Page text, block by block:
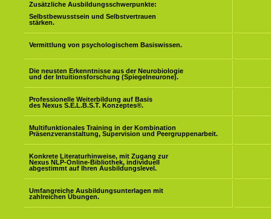
Zusätzliche Ausbildungsschwerpunkte:
Selbstbewusstsein und Selbstvertrauen
stärken.
Vermittlung von psychologischem Basiswissen.
Die neusten Erkenntnisse aus der Neurobiologie
und der Intuitionsforschung (Spiegelneurone).
Professionelle Weiterbildung auf Basis
des Nexus S.E.L.B.S.T. Konzeptes®.
Multifunktionales Training in der Kombination
Präsenzveranstaltung, Supervision und Peergruppenarbeit.
Konkrete Literaturhinweise, mit Zugang zur
Nexus NLP-Online-Bibliothek, individuell
abgestimmt auf Ihren Ausbildungslevel.
Umfangreiche Ausbildungsunterlagen mit
zahlreichen Übungen.